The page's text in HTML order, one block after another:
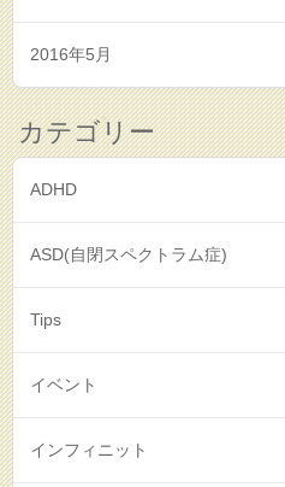
2016年5月
カテゴリー
ADHD
ASD(自閉スペクトラム症)
Tips
イベント
インフィニット